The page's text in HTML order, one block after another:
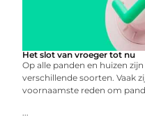
Het slot van vroeger tot nu
Op alle panden en huizen
verschillende soorten. Vaak
voornaamste reden om
...